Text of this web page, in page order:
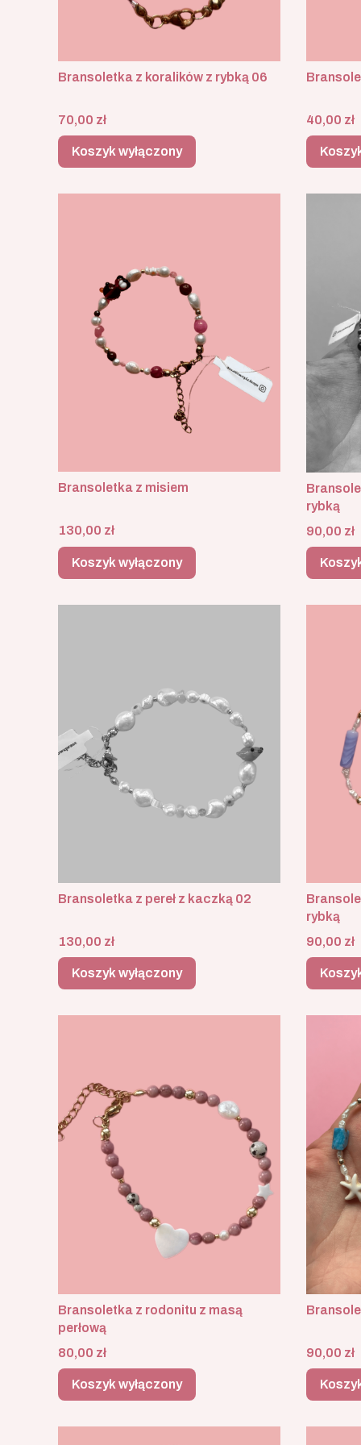
Bransoletka z koralików z rybką 06
Cena
70,00 zł
Koszyk wyłączony
Cena
40,00 zł
Bransoletka z misiem
Cena
130,00 zł
Koszyk wyłączony
rybką
Cena
90,00 zł
Bransoletka z pereł z kaczką 02
Cena
130,00 zł
Koszyk wyłączony
rybką
Cena
90,00 zł
Bransoletka z rodonitu z masą
perłową
Cena
80,00 zł
Koszyk wyłączony
Cena
90,00 zł